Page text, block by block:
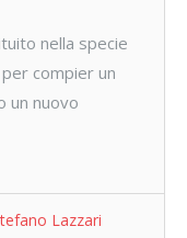
nella specie
compier un
un nuovo
Lazzari